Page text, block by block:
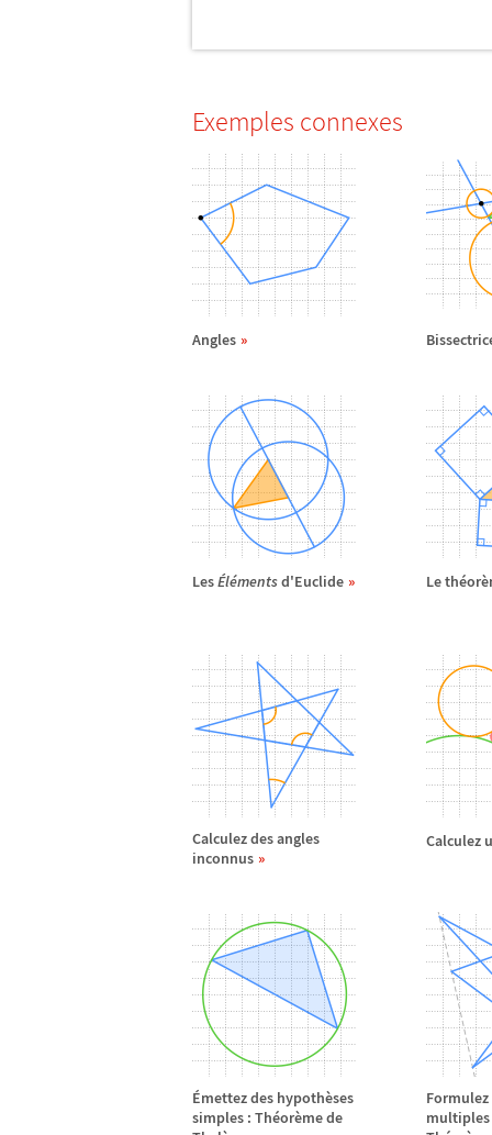
Exemples connexes
Angles
LesÉlémentsd'Euclide Le théorè
Calculez des angles
inconnus
Calculez
Émettez des hypothèses
simples : Théorème de
multiples